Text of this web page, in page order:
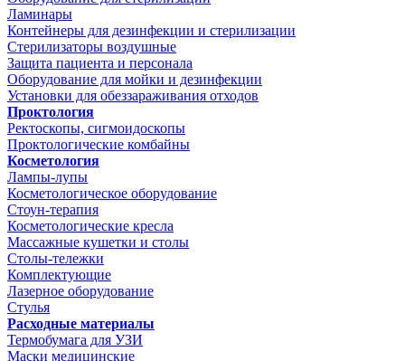
Ламинары
Контейнеры для дезинфекции и стерилизации
Стерилизаторы воздушные
Защита пациента и персонала
Оборудование для мойки и дезинфекции
Установки для обеззараживания отходов
Проктология
Ректоскопы, сигмоидоскопы
Проктологические комбайны
Косметология
Лампы-лупы
Косметологическое оборудование
Стоун-терапия
Косметологические кресла
Массажные кушетки и столы
Столы-тележки
Комплектующие
Лазерное оборудование
Стулья
Расходные материалы
Термобумага для УЗИ
Маски медицинские